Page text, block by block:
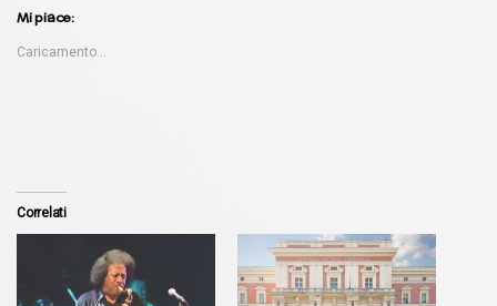
Mi piace:
Caricamento...
Correlati